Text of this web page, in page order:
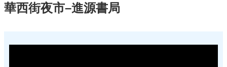
華西街夜市–進源書局